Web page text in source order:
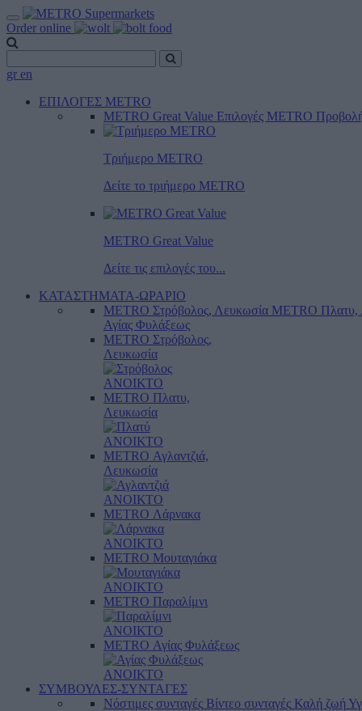
Order online
gr en
ΕΠΙΛΟΓΕΣ METRO
METRO Great Value Επιλογές METRO
Τριήμερο METRO
Δείτε το τριήμερο ΜΕTRO
METRO Great Value
Δείτε τις επιλογές του...
ΚΑΤΑΣΤΗΜΑΤΑ-ΩΡΑΡΙΟ
METRO Στρόβολος, Λευκωσία METRO Πλατυ,
Αγίας Φυλάξεως
METRO Στρόβολος,
Λευκωσία
ΑΝΟΙΚΤΟ
METRO Πλατυ,
Λευκωσία
ΑΝΟΙΚΤΟ
METRO Αγλαντζιά,
Λευκωσία
ΑΝΟΙΚΤΟ
METRO Λάρνακα
ΑΝΟΙΚΤΟ
METRO Μουταγιάκα
ΑΝΟΙΚΤΟ
METRO Παραλίμνι
ΑΝΟΙΚΤΟ
METRO Αγίας Φυλάξεως
ΑΝΟΙΚΤΟ
ΣΥΜΒΟΥΛΕΣ-ΣΥΝΤΑΓΕΣ
Νόστιμες συνταγές Βίντεο συνταγές Καλή ζωή